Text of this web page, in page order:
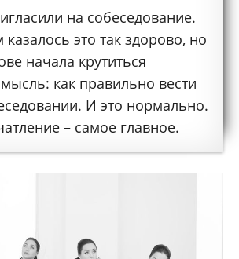
на собеседование.
это так здорово, но
начала крутиться
как правильно вести
И это нормально.
– самое главное.